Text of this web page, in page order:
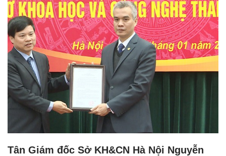
Tân Giám đốc Sở KH&CN Hà Nội Nguyễn